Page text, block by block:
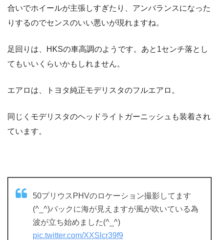
合いでホイールが主張しすぎたり、アンバランスになった
りするのでセンスのいい悪いが現れますね。
足回りは、HKSの車高調のようです。あと1センチ落とし
てもいいくらいかもしれません。
エアロは、トヨタ純正モデリスタのフルエアロ。
同じくモデリスタのヘッドライトガーニッシュも装着され
ています。
50プリウスPHVのロケーション撮影してます
(^_^)バックに海が見えますが風が吹いている為
波が立ち始めました(^_^)
pic.twitter.com/XXSlcr39f9